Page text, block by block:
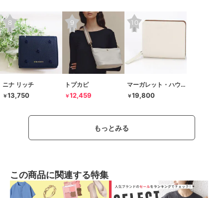
ニナ リッチ
￥13,750
トプカピ
￥12,459
マーガレット・ハウエル アイデア
￥19,800
もっとみる
この商品に関連する特集